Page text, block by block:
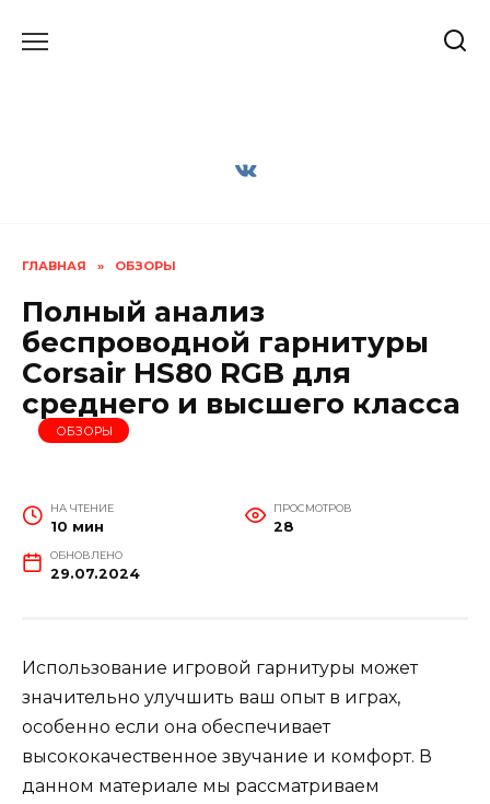
ГЛАВНАЯ » ОБЗОРЫ
Полный анализ
беспроводной гарнитуры
Corsair HS80 RGB для
среднего и высшего класса
ОБЗОРЫ
НА ЧТЕНИЕ
10 мин
ПРОСМОТРОВ
28
ОБНОВЛЕНО
29.07.2024
Использование игровой гарнитуры может
значительно улучшить ваш опыт в играх,
особенно если она обеспечивает
высококачественное звучание и комфорт. В
данном материале мы рассматриваем